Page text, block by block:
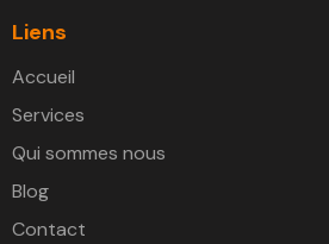
Liens
Accueil
Services
Qui sommes nous
Blog
Contact